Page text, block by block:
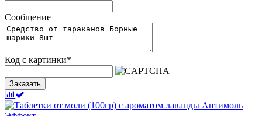
Сообщение
Код с картинки*
Заказать